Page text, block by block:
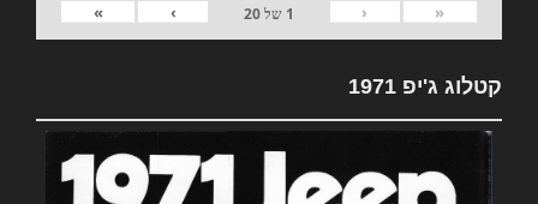
«
‹
1 של20
›
»
קטלוג ג'יפ 1971